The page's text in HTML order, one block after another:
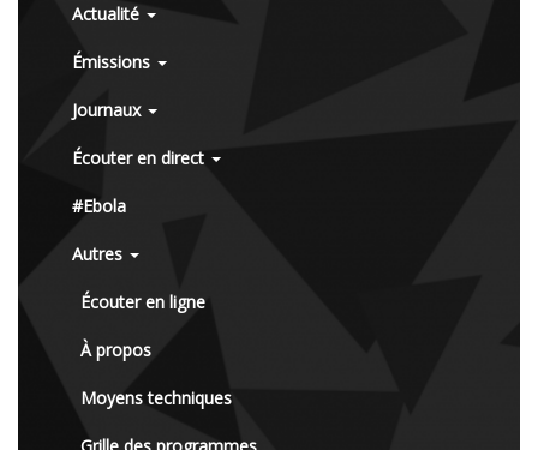
Actualité
Émissions
Journaux
Écouter en direct
#Ebola
Autres
Écouter en ligne
À propos
Moyens techniques
Grille des programmes